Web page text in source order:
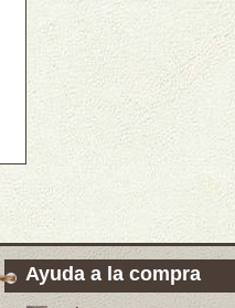
Ayuda a la compra